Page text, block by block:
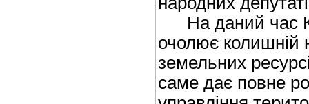
На даний час
очолює колишній
земельних
саме дає повне